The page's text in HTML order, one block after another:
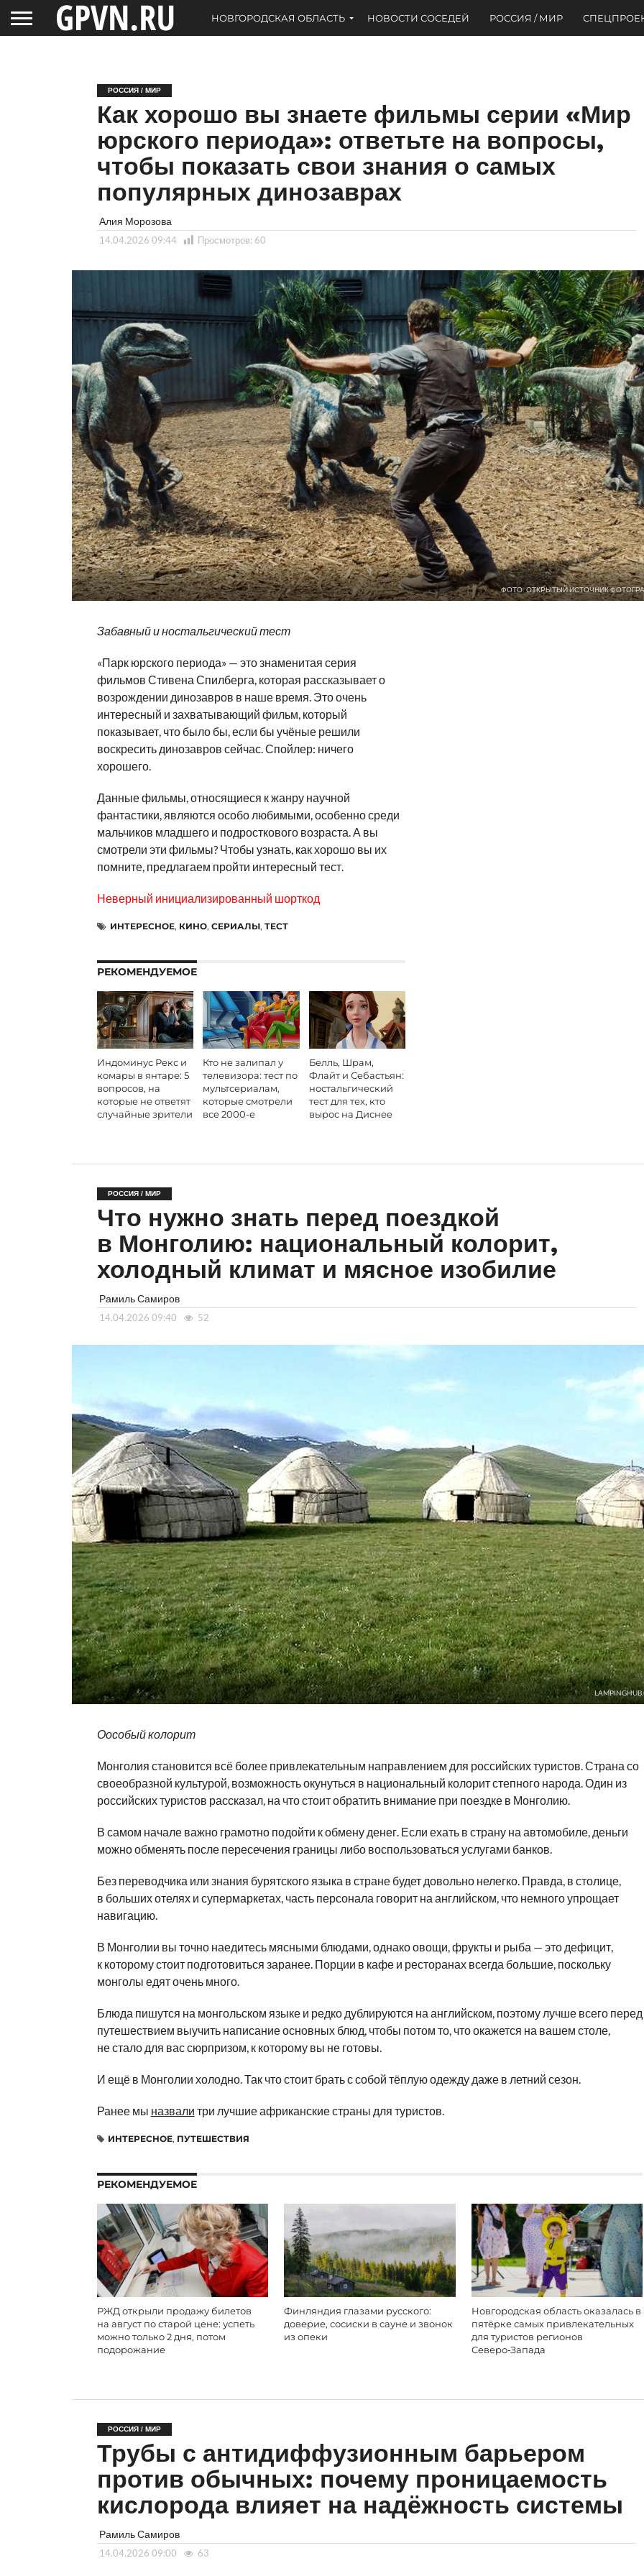
НОВГОРОДСКАЯ ОБЛАСТЬ НОВОСТИ СОСЕДЕЙ РОССИЯ / МИР
РОССИЯ / МИР
Как хорошо вы знаете фильмы серии «Мир
юрского периода»: ответьте на вопросы,
чтобы показать свои знания о самых
популярных динозаврах
Алия Морозова
14.04.2026 09:44 Просмотров: 60
ФОТО: ОТКРЫТЫЙ ИСТОЧНИК
Забавный и ностальгический тест
«Парк юрского периода» — это знаменитая серия
фильмов Стивена Спилберга, которая рассказывает о
возрождении динозавров в наше время. Это очень
интересный и захватывающий фильм, который
показывает, что было бы, если бы учёные решили
воскресить динозавров сейчас. Спойлер: ничего
хорошего.
Данные фильмы, относящиеся к жанру научной
фантастики, являются особо любимыми, особенно среди
мальчиков младшего и подросткового возраста. А вы
смотрели эти фильмы? Чтобы узнать, как хорошо вы их
помните, предлагаем пройти интересный тест.
Неверный инициализированный шорткод
ИНТЕРЕСНОЕ, КИНО, СЕРИАЛЫ, ТЕСТ
РЕКОМЕНДУЕМОЕ
Индоминус Рекс и
комары в янтаре: 5
вопросов, на
которые не ответят
случайные зрители
Кто не залипал у
телевизора: тест по
мультсериалам,
которые смотрели
все 2000-е
Белль, Шрам,
Флайт и Себастьян:
ностальгический
тест для тех, кто
вырос на Диснее
РОССИЯ / МИР
Что нужно знать перед поездкой
в Монголию: национальный колорит,
холодный климат и мясное изобилие
Рамиль Самиров
14.04.2026 09:40 52
Оособый колорит
Монголия становится всё более привлекательным направлением для российских туристов. Страна со
своеобразной культурой, возможность окунуться в национальный колорит степного народа. Один из
российских туристов рассказал, на что стоит обратить внимание при поездке в Монголию.
В самом начале важно грамотно подойти к обмену денег. Если ехать в страну на автомобиле, деньги
можно обменять после пересечения границы либо воспользоваться услугами банков.
Без переводчика или знания бурятского языка в стране будет довольно нелегко. Правда, в столице,
в больших отелях и супермаркетах, часть персонала говорит на английском, что немного упрощает
навигацию.
В Монголии вы точно наедитесь мясными блюдами, однако овощи, фрукты и рыба — это дефицит,
к которому стоит подготовиться заранее. Порции в кафе и ресторанах всегда большие, поскольку
монголы едят очень много.
Блюда пишутся на монгольском языке и редко дублируются на английском, поэтому лучше всего перед
путешествием выучить написание основных блюд, чтобы потом то, что окажется на вашем столе,
не стало для вас сюрпризом, к которому вы не готовы.
И ещё в Монголии холодно. Так что стоит брать с собой тёплую одежду даже в летний сезон.
Ранее мы назвали три лучшие африканские страны для туристов.
ИНТЕРЕСНОЕ, ПУТЕШЕСТВИЯ
РЕКОМЕНДУЕМОЕ
РЖД открыли продажу билетов
на август по старой цене: успеть
можно только 2 дня, потом
подорожание
Финляндия глазами русского:
доверие, сосиски в сауне и звонок
из опеки
Новгородская область оказалась в
пятёрке самых привлекательных
для туристов регионов
Северо‑Запада
РОССИЯ / МИР
Трубы с антидиффузионным барьером
против обычных: почему проницаемость
кислорода влияет на надёжность системы
Рамиль Самиров
14.04.2026 09:00 63